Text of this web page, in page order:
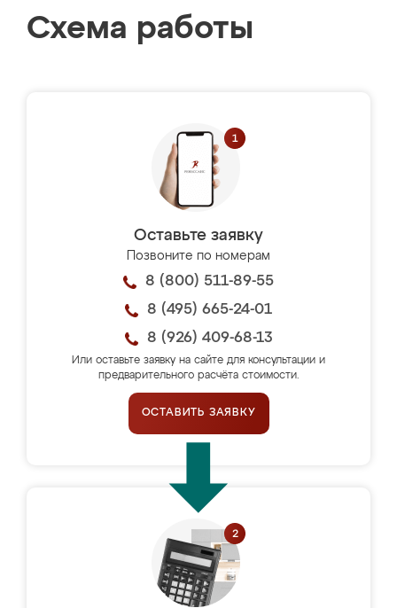
Схема работы
Оставьте заявку
Позвоните по номерам
8 (800) 511-89-55
8 (495) 665-24-01
8 (926) 409-68-13
Или оставьте заявку на сайте для консультации и
предварительного расчёта стоимости.
ОСТАВИТЬ ЗАЯВКУ